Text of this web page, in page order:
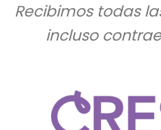
Recibimos todas
incluso